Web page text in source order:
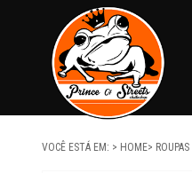
VOCÊ ESTÁ EM: HOME ROUPAS